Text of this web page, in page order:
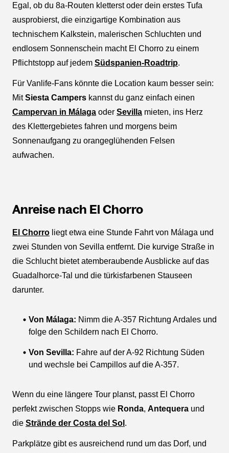
Egal, ob du 8a-Routen kletterst oder dein erstes Tufa
ausprobierst, die einzigartige Kombination aus
technischem Kalkstein, malerischen Schluchten und
endlosem Sonnenschein macht El Chorro zu einem
Pflichtstopp auf jedem Südspanien-Roadtrip.
Für Vanlife-Fans könnte die Location kaum besser sein:
MitSiesta Campers kannst du ganz einfach einen
Campervan in Málaga oder Sevilla mieten, ins Herz
des Klettergebietes fahren und morgens beim
Sonnenaufgang zu orangeglühenden Felsen
aufwachen.
Anreise nach El Chorro
El Chorro liegt etwa eine Stunde Fahrt von Málaga und
zwei Stunden von Sevilla entfernt. Die kurvige Straße in
die Schlucht bietet atemberaubende Ausblicke auf das
Guadalhorce-Tal und die türkisfarbenen Stauseen
darunter.
Von Málaga: Nimm die A-357 Richtung Ardales und
folge den Schildern nach El Chorro.
Von Sevilla: Fahre auf der A-92 Richtung Süden
und wechsle bei Campillos auf die A-357.
Wenn du eine längere Tour planst, passt El Chorro
perfekt zwischen Stopps wie Ronda, Antequera und
die Strände der Costa del Sol .
Parkplätze gibt es ausreichend rund um das Dorf, und